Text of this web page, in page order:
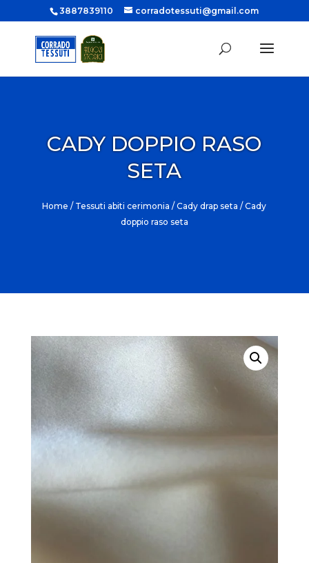
3887839110 corradotessuti@gmail.com
CADY DOPPIO RASO
SETA
Home / Tessuti abiti cerimonia /Cady drap seta / Cady
doppio raso seta